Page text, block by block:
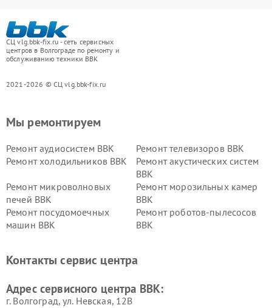
СЦ vlg.bbk-fix.ru - сеть сервисных
центров в Волгограде по ремонту и
обслуживанию техники BBK
2021-2026 © СЦ vlg.bbk-fix.ru
Мы ремонтируем
Ремонт аудиосистем BBK
Ремонт телевизоров BBK
Ремонт холодильников BBK
Ремонт акустических систем
BBK
Ремонт микроволновых
печей BBK
Ремонт морозильных камер
BBK
Ремонт посудомоечных
машин BBK
Ремонт роботов-пылесосов
BBK
Ремонт винных шкафов BBK
Контакты сервис центра
Адрес сервисного центра BBK:
г. Волгоград, ул. Невская, 12В